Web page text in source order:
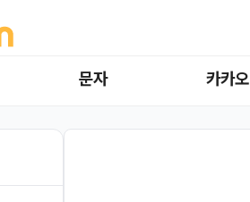
문자 카카오